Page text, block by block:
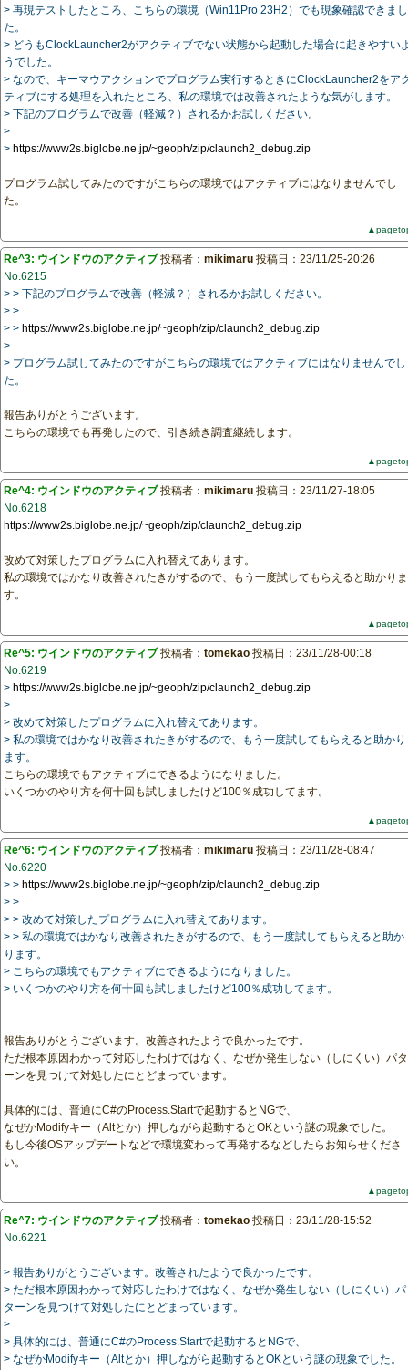
> 再現テストしたところ、こちらの環境（Win11Pro 23H2）でも現象確認できまし
た。
> どうもClockLauncher2がアクティブでない状態から起動した場合に起きやすい
うでした。
> なので、キーマウアクションでプログラム実行するときにClockLauncher2をア
ティブにする処理を入れたところ、私の環境では改善されたような気がします。
> 下記のプログラムで改善（軽減？）されるかお試しください。
>
> https://www2s.biglobe.ne.jp/~geoph/zip/claunch2_debug.zip
プログラム試してみたのですがこちらの環境ではアクティブにはなりませんでし
た。
Re^3: ウインドウのアクティブ投稿者： mikimaru 投稿日：23/11/25-20:26
No.6215
> > 下記のプログラムで改善（軽減？）されるかお試しください。
> >
> > https://www2s.biglobe.ne.jp/~geoph/zip/claunch2_debug.zip
>
> プログラム試してみたのですがこちらの環境ではアクティブにはなりませんでし
た。
報告ありがとうございます。
こちらの環境でも再発したので、引き続き調査継続します。
Re^4: ウインドウのアクティブ投稿者： mikimaru 投稿日：23/11/27-18:05
No.6218
https://www2s.biglobe.ne.jp/~geoph/zip/claunch2_debug.zip
改めて対策したプログラムに入れ替えてあります。
私の環境ではかなり改善されたきがするので、もう一度試してもらえると助かりま
す。
Re^5: ウインドウのアクティブ投稿者： tomekao 投稿日：23/11/28-00:18
No.6219
> https://www2s.biglobe.ne.jp/~geoph/zip/claunch2_debug.zip
>
> 改めて対策したプログラムに入れ替えてあります。
> 私の環境ではかなり改善されたきがするので、もう一度試してもらえると助かり
ます。
こちらの環境でもアクティブにできるようになりました。
いくつかのやり方を何十回も試しましたけど100％成功してます。
Re^6: ウインドウのアクティブ投稿者： mikimaru 投稿日：23/11/28-08:47
No.6220
> > https://www2s.biglobe.ne.jp/~geoph/zip/claunch2_debug.zip
> >
> > 改めて対策したプログラムに入れ替えてあります。
> > 私の環境ではかなり改善されたきがするので、もう一度試してもらえると助か
ります。
> こちらの環境でもアクティブにできるようになりました。
> いくつかのやり方を何十回も試しましたけど100％成功してます。
報告ありがとうございます。改善されたようで良かったです。
ただ根本原因わかって対応したわけではなく、なぜか発生しない（しにくい）パタ
ーンを見つけて対処したにとどまっています。
具体的には、普通にC#のProcess.Startで起動するとNGで、
なぜかModifyキー（Altとか）押しながら起動するとOKという謎の現象でした。
もし今後OSアップデートなどで環境変わって再発するなどしたらお知らせくださ
い。
Re^7: ウインドウのアクティブ投稿者： tomekao 投稿日：23/11/28-15:52
No.6221
> 報告ありがとうございます。改善されたようで良かったです。
> ただ根本原因わかって対応したわけではなく、なぜか発生しない（しにくい）パ
ターンを見つけて対処したにとどまっています。
>
> 具体的には、普通にC#のProcess.Startで起動するとNGで、
> なぜかModifyキー（Altとか）押しながら起動するとOKという謎の現象でした。